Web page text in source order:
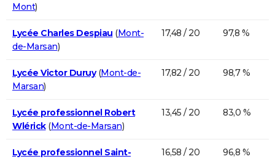
Mont)
Lycée Charles Despiau (Mont-
de-Marsan)
17,48 / 20 97,8 %
Lycée Victor Duruy(Mont-de-
Marsan)
17,82 / 20 98,7 %
Lycée professionnel Robert
Wlérick(Mont-de-Marsan)
13,45 / 20 83,0 %
Lycée professionnel Saint-
16,58 / 20 96,8 %